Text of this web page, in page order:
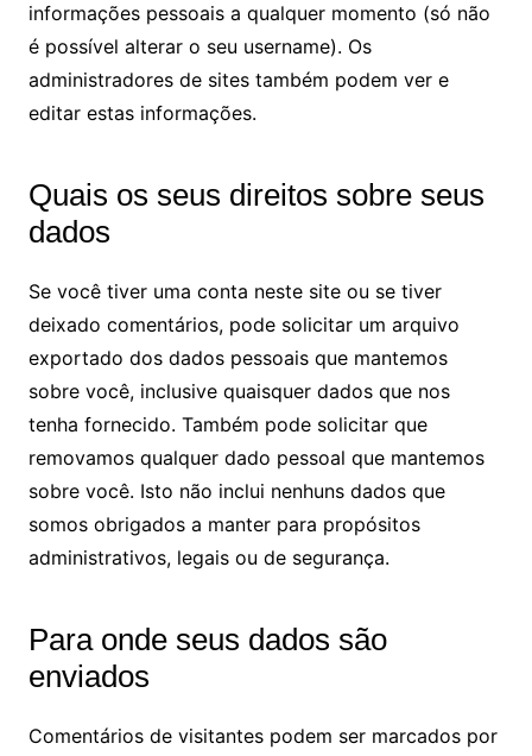
informações pessoais a qualquer momento (só não
é possível alterar o seu username). Os
administradores de sites também podem ver e
editar estas informações.
Quais os seus direitos sobre seus
dados
Se você tiver uma conta neste site ou se tiver
deixado comentários, pode solicitar um arquivo
exportado dos dados pessoais que mantemos
sobre você, inclusive quaisquer dados que nos
tenha fornecido. Também pode solicitar que
removamos qualquer dado pessoal que mantemos
sobre você. Isto não inclui nenhuns dados que
somos obrigados a manter para propósitos
administrativos, legais ou de segurança.
Para onde seus dados são
enviados
Comentários de visitantes podem ser marcados por